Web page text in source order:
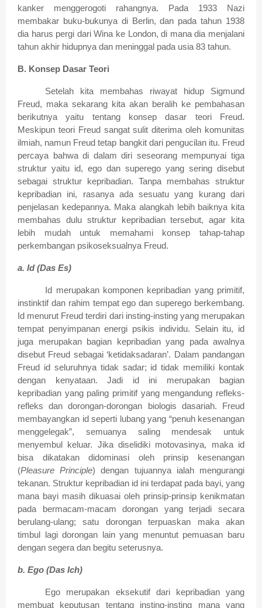
kanker menggerogoti rahangnya. Pada 1933 Nazi
membakar buku-bukunya di Berlin, dan pada tahun 1938
dia harus pergi dari Wina ke London, di mana dia menjalani
tahun akhir hidupnya dan meninggal pada usia 83 tahun.
B. Konsep Dasar Teori
Setelah kita membahas riwayat hidup Sigmund
Freud, maka sekarang kita akan beralih ke pembahasan
berikutnya yaitu tentang konsep dasar teori Freud.
Meskipun teori Freud sangat sulit diterima oleh komunitas
ilmiah, namun Freud tetap bangkit dari pengucilan itu. Freud
percaya bahwa di dalam diri seseorang mempunyai tiga
struktur yaitu id, ego dan superego yang sering disebut
sebagai struktur kepribadian. Tanpa membahas struktur
kepribadian ini, rasanya ada sesuatu yang kurang dari
penjelasan kedepannya. Maka alangkah lebih baiknya kita
membahas dulu struktur kepribadian tersebut, agar kita
lebih mudah untuk memahami konsep tahap-tahap
perkembangan psikoseksualnya Freud.
a. Id (Das Es)
Id merupakan komponen kepribadian yang primitif,
instinktif dan rahim tempat ego dan superego berkembang.
Id menurut Freud terdiri dari insting-insting yang merupakan
tempat penyimpanan energi psikis individu. Selain itu, id
juga merupakan bagian kepribadian yang pada awalnya
disebut Freud sebagai ‘ketidaksadaran’. Dalam pandangan
Freud id seluruhnya tidak sadar; id tidak memiliki kontak
dengan kenyataan. Jadi id ini merupakan bagian
kepribadian yang paling primitif yang mengandung refleks-
refleks dan dorongan-dorongan biologis dasariah. Freud
membayangkan id seperti lubang yang “penuh kesenangan
menggelegak”, semuanya saling mendesak untuk
menyembul keluar. Jika diselidiki motovasinya, maka id
bisa dikatakan didominasi oleh prinsip kesenangan
(Pleasure Principle) dengan tujuannya ialah mengurangi
tekanan. Struktur kepribadian id ini terdapat pada bayi, yang
mana bayi masih dikuasai oleh prinsip-prinsip kenikmatan
pada bermacam-macam dorongan yang terjadi secara
berulang-ulang; satu dorongan terpuaskan maka akan
timbul lagi dorongan lain yang menuntut pemuasan baru
dengan segera dan begitu seterusnya.
b. Ego (Das Ich)
Ego merupakan eksekutif dari kepribadian yang
membuat keputusan tentang insting-insting mana yang